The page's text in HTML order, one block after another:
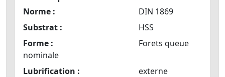
Norme :
DIN 1869
Substrat :
HSS
Forme :
Forets queue
nominale
Lubrification :
externe